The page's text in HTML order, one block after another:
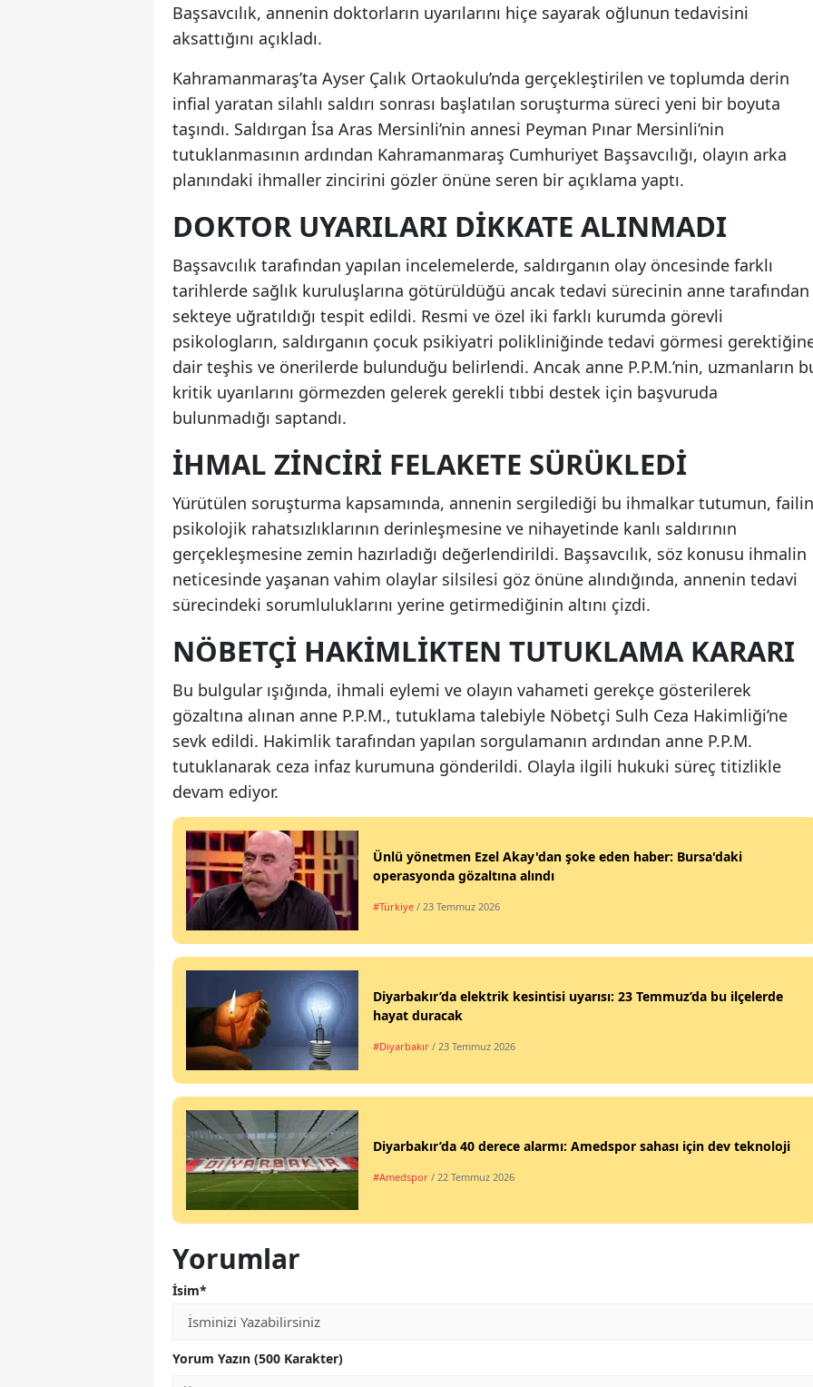
Başsavcılık, annenin doktorların uyarılarını hiçe sayarak oğlunun tedavisini
aksattığını açıkladı.
Kahramanmaraş’ta Ayser Çalık Ortaokulu’nda gerçekleştirilen ve toplumda derin
infial yaratan silahlı saldırı sonrası başlatılan soruşturma süreci yeni bir boyuta
taşındı. Saldırgan İsa Aras Mersinli’nin annesi Peyman Pınar Mersinli’nin
tutuklanmasının ardından Kahramanmaraş Cumhuriyet Başsavcılığı, olayın arka
planındaki ihmaller zincirini gözler önüne seren bir açıklama yaptı.
DOKTOR UYARILARI DIKKATE ALINMADI
Başsavcılık tarafından yapılan incelemelerde, saldırganın olay öncesinde farklı
tarihlerde sağlık kuruluşlarına götürüldüğü ancak tedavi sürecinin anne tarafından
sekteye uğratıldığı tespit edildi. Resmi ve özel iki farklı kurumda görevli
psikologların, saldırganın çocuk psikiyatri polikliniğinde tedavi görmesi
dair teşhis ve önerilerde bulunduğu belirlendi. Ancak anne P.P.M.’nin, uzmanların
kritik uyarılarını görmezden gelerek gerekli tıbbi destek için başvuruda
bulunmadığı saptandı.
İHMAL ZINCIRI FELAKETE SÜRÜKLEDI
Yürütülen soruşturma kapsamında, annenin sergilediği bu ihmalkar tutumun, failin
psikolojik rahatsızlıklarının derinleşmesine ve nihayetinde kanlı saldırının
gerçekleşmesine zemin hazırladığı değerlendirildi. Başsavcılık, söz konusu ihmalin
neticesinde yaşanan vahim olaylar silsilesi göz önüne alındığında, annenin tedavi
sürecindeki sorumluluklarını yerine getirmediğinin altını çizdi.
NÖBETÇI HAKIMLIKTEN TUTUKLAMA KARARI
Bu bulgular ışığında, ihmali eylemi ve olayın vahameti gerekçe gösterilerek
gözaltına alınan anne P.P.M., tutuklama talebiyle Nöbetçi Sulh Ceza Hakimliği’ne
sevk edildi. Hakimlik tarafından yapılan sorgulamanın ardından anne P.P.M.
tutuklanarak ceza infaz kurumuna gönderildi. Olayla ilgili hukuki süreç titizlikle
devam ediyor.
Ünlü yönetmen Ezel Akay'dan şoke eden haber: Bursa'daki
operasyonda gözaltına alındı
#Türkiye / 23 Temmuz 2026
Diyarbakır’da elektrik kesintisi uyarısı: 23 Temmuz’da bu ilçelerde
hayat duracak
#Diyarbakır / 23 Temmuz 2026
Diyarbakır’da 40 derece alarmı: Amedspor sahası için dev teknoloji
#Amedspor / 22 Temmuz 2026
Yorumlar
İsim*
Yorum Yazın (500 Karakter)